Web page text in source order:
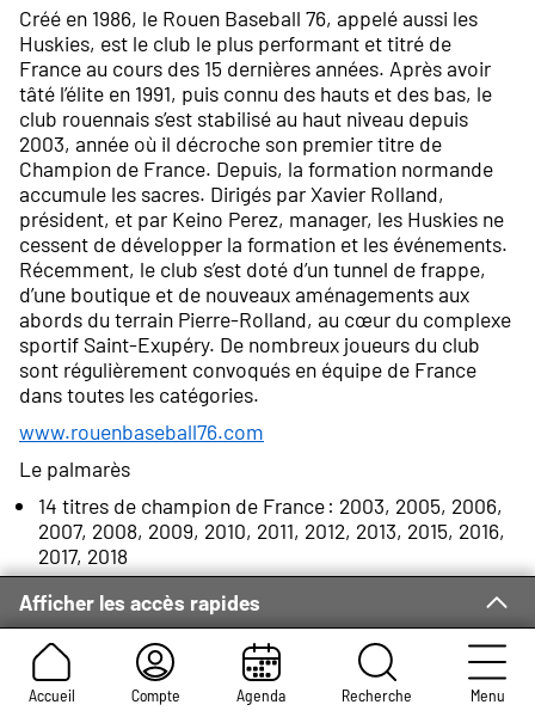
Accueil Compte Agenda Recherche Menu
Afficher les accès rapides
Créé en 1986, le Rouen Baseball 76, appelé aussi les
Huskies, est le club le plus performant et titré de
France au cours des 15 dernières années. Après avoir
tâté l’élite en 1991, puis connu des hauts et des bas, le
club rouennais s’est stabilisé au haut niveau depuis
2003, année où il décroche son premier titre de
Champion de France. Depuis, la formation normande
accumule les sacres. Dirigés par Xavier Rolland,
président, et par Keino Perez, manager, les Huskies ne
cessent de développer la formation et les événements.
Récemment, le club s’est doté d’un tunnel de frappe,
d’une boutique et de nouveaux aménagements aux
abords du terrain Pierre-Rolland, au cœur du complexe
sportif Saint-Exupéry. De nombreux joueurs du club
sont régulièrement convoqués en équipe de France
dans toutes les catégories.
www.rouenbaseball76.com
Le palmarès
14 titres de champion de France : 2003, 2005, 2006,
2007, 2008, 2009, 2010, 2011, 2012, 2013, 2015, 2016,
2017, 2018
1 coupe de France : 2007
9 challenges de France : 2002, 2007, 2009, 2011,
2012, 2013, 2015, 2016, 2018
2 coupes d’Europe des Champions B
Vice-champion d’Europe A en 2007